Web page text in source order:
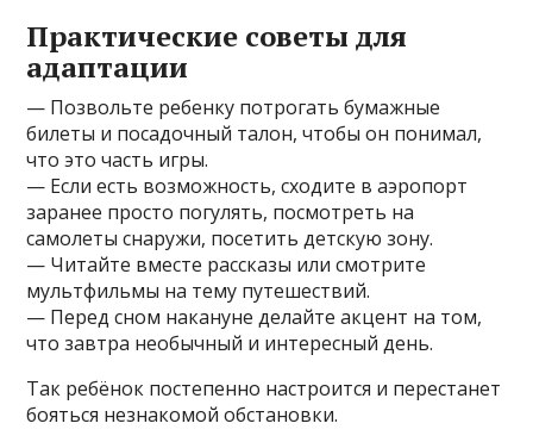
Практические советы для
адаптации
— Позвольте ребенку потрогать бумажные
билеты и посадочный талон, чтобы он понимал,
что это часть игры.
— Если есть возможность, сходите в аэропорт
заранее просто погулять, посмотреть на
самолеты снаружи, посетить детскую зону.
— Читайте вместе рассказы или смотрите
мультфильмы на тему путешествий.
— Перед сном накануне делайте акцент на том,
что завтра необычный и интересный день.
Так ребёнок постепенно настроится и перестанет
бояться незнакомой обстановки.